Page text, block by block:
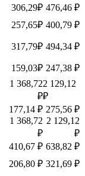
306,29₽ 476,46 ₽
257,65₽ 400,79 ₽
317,79₽ 494,34 ₽
159,03₽ 247,38 ₽
1 368,72
₽
2 129,12
₽
177,14 ₽ 275,56 ₽
1 368,72
₽
2 129,12
₽
410,67 ₽ 638,82 ₽
206,80 ₽ 321,69 ₽